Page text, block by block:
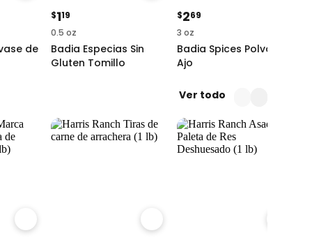
de
$119
0.5 oz
Badia Especias Sin
Gluten Tomillo
$269
3 oz
Badia Spices Polvo de
Ajo
Ver todo